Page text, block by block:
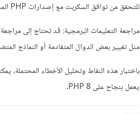
للتحقق من توافق السكربت مع إصدارات PHP المختلفة.
مثل تغيير بعض الدوال المتقادمة أو النماذج
باختبار هذه النقاط وتحليل الأخطاء المحتملة،
يعمل بنجاح على PHP 8.